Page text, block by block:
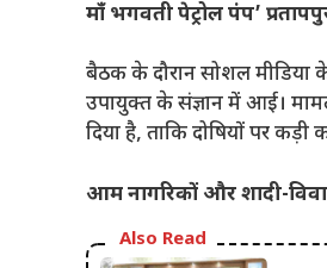
माँ भगवती पेट्रोल पंप’
बैठक के दौरान सोशल मीडिया
उपायुक्त के संज्ञान में आई।
दिया है, ताकि दोषियों पर कड़ी
आम नागरिकों और शादी-
Also Read